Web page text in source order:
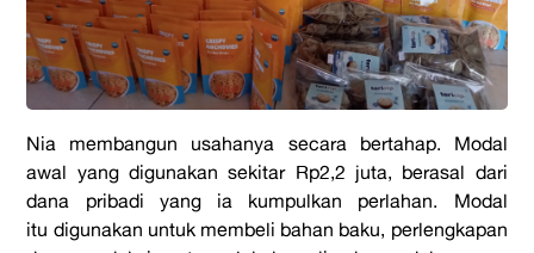
Nia membangun usahanya secara bertahap. Modal
awal yang digunakan sekitar Rp2,2 juta, berasal dari
dana pribadi yang ia kumpulkan perlahan. Modal
itu digunakan untuk membeli bahan baku, perlengkapan